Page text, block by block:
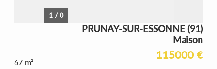
1 /0
PRUNAY-SUR-ESSONNE (91)
Maison
115000 €
67 m²